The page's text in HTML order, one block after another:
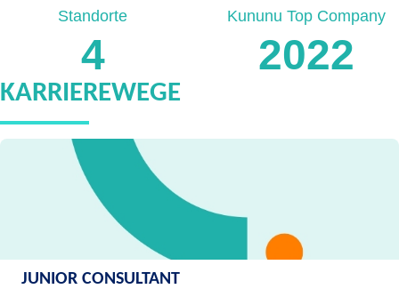
4
Standorte
2022
Kununu Top Company
KARRIEREWEGE
JUNIOR CONSULTANT